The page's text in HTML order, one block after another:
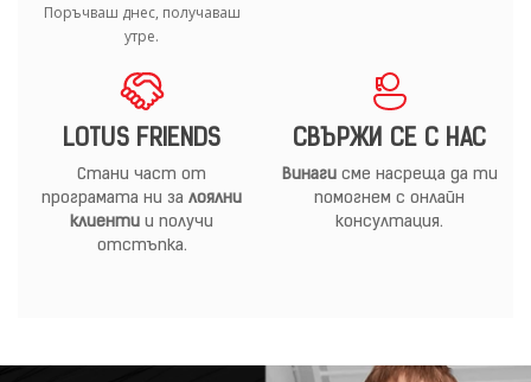
Поръчваш днес, получаваш
утре.
LOTUS FRIENDS
Стани част от
програмата ни за лоялни
клиенти и получи
отстъпка.
СВЪРЖИ СЕ С НАС
Винагисме насреща да ти
помогнем с онлайн
консултация.